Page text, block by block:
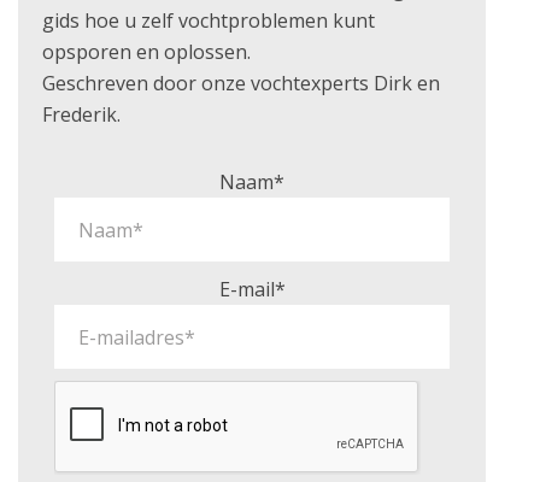
gids hoe u zelf vochtproblemen kunt
opsporen en oplossen.
Geschreven door onze vochtexperts Dirk en
Frederik.
Naam*
E-mail*